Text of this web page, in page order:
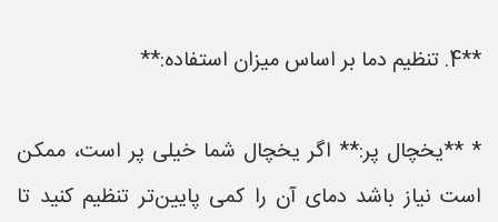
**4. تنظیم دما بر اساس میزان استفاده:**
* **یخچال پر:** اگر یخچال شما خیلی پر است، ممکن
است نیاز باشد دمای آن را کمی پایین‌تر تنظیم کنید تا